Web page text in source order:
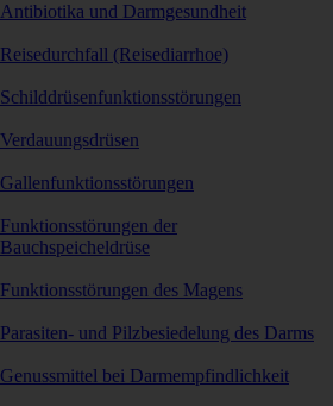
Antibiotika und Darmgesundheit
Reisedurchfall (Reisediarrhoe)
Schilddrüsenfunktionsstörungen
Verdauungsdrüsen
Gallenfunktionsstörungen
Funktionsstörungen der
Bauchspeicheldrüse
Funktionsstörungen des Magens
Parasiten- und Pilzbesiedelung des Darms
Genussmittel bei Darmempfindlichkeit